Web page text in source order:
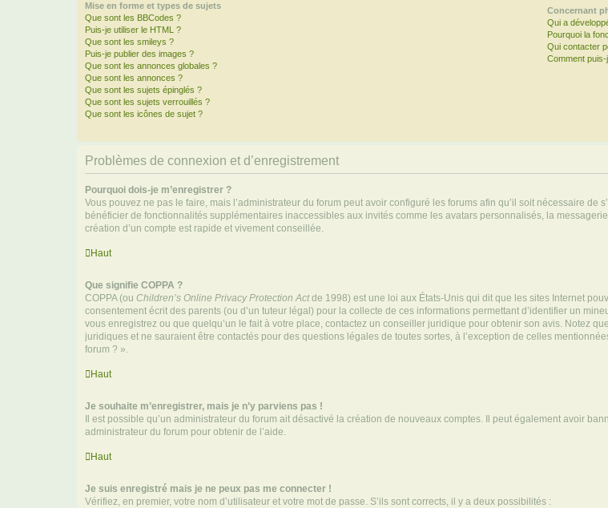
Mise en forme et types de sujets
Que sont les BBCodes ?
Puis-je utiliser le HTML ?
Que sont les smileys ?
Puis-je publier des images ?
Que sont les annonces globales ?
Que sont les annonces ?
Que sont les sujets épinglés ?
Que sont les sujets verrouillés ?
Que sont les icônes de sujet ?
Concernant
Qui a
Pourquoi la
Qui contacter
Comment
Problèmes de connexion et d’enregistrement
Pourquoi dois-je m’enregistrer ?
Vous pouvez ne pas le faire, mais l’administrateur du forum peut avoir configuré les forums afin qu’il soit nécessaire de
bénéficier de fonctionnalités supplémentaires inaccessibles aux invités comme les avatars personnalisés, la
création d’un compte est rapide et vivement conseillée.
Haut
Que signifie COPPA ?
COPPA (ou Children’s Online Privacy Protection Actde 1998) est une loi aux États-Unis qui dit que les sites Internet
consentement écrit des parents (ou d’un tuteur légal) pour la collecte de ces informations permettant d’identifier un
vous enregistrez ou que quelqu’un le fait à votre place, contactez un conseiller juridique pour obtenir son avis. Notez
juridiques et ne sauraient être contactés pour des questions légales de toutes sortes, à l’exception de celles
forum ? ».
Haut
Je souhaite m’enregistrer, mais je n’y parviens pas !
Il est possible qu’un administrateur du forum ait désactivé la création de nouveaux comptes. Il peut également avoir
administrateur du forum pour obtenir de l’aide.
Haut
Je suis enregistré mais je ne peux pas me connecter !
Vérifiez, en premier, votre nom d’utilisateur et votre mot de passe. S’ils sont corrects, il y a deux possibilités :